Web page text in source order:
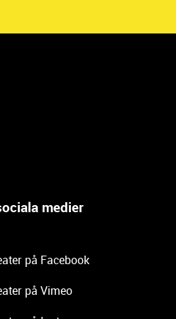
medier
på Facebook
på Vimeo